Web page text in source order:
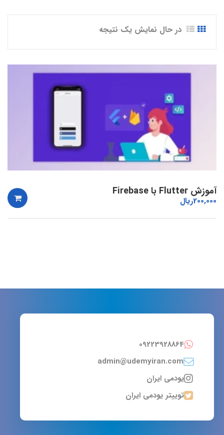
در حال نمایش یک نتیجه
آموزش Flutter با Firebase
200,000ریال
09223928864
admin@udemyiran.com
یودمی ایران
توییتر یودمی ایران